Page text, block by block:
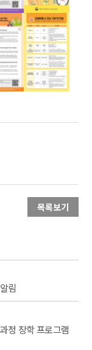
목록보기
림
정 장학 프로그램